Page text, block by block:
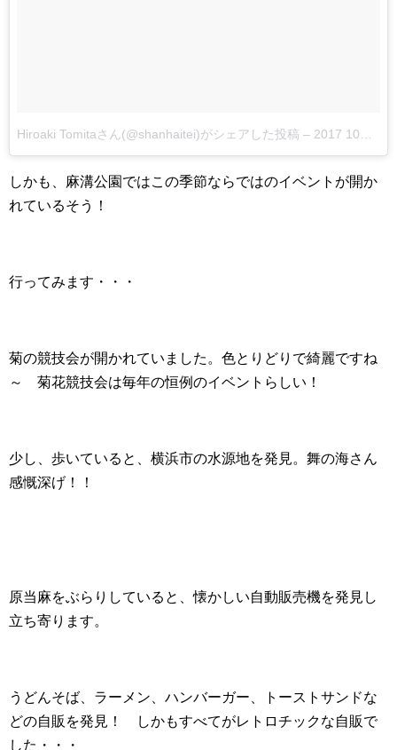
Hiroaki Tomitaさん(@shanhaitei)がシェアした投稿 – 2017 10月 31 2:44午後 PDT
しかも、麻溝公園ではこの季節ならではのイベントが開か
れているそう！
行ってみます・・・
菊の競技会が開かれていました。色とりどりで綺麗ですね
～ 菊花競技会は毎年の恒例のイベントらしい！
少し、歩いていると、横浜市の水源地を発見。舞の海さん
感慨深げ！！
原当麻をぶらりしていると、懐かしい自動販売機を発見し
立ち寄ります。
うどんそば、ラーメン、ハンバーガー、トーストサンドな
どの自販を発見！ しかもすべてがレトロチックな自販で
した・・・